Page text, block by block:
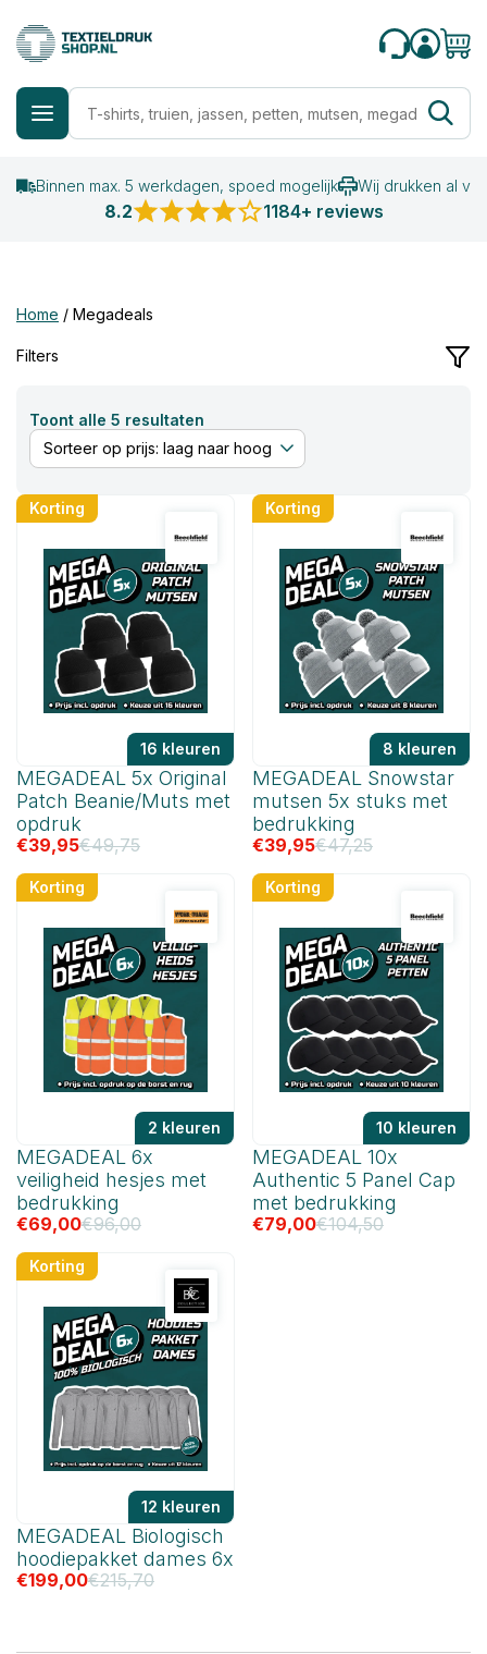
Binnen max. 5 werkdagen, spoed mogelijk Wij drukken al
8.2 1184+ reviews
Home / Megadeals
Filters
Toont alle 5 resultaten
op
prijs:
laag
Korting
16 kleuren
MEGADEAL 5x Original
Patch Beanie/Muts met
opdruk
€39,95€49,75
Korting
8 kleuren
MEGADEAL Snowstar
mutsen 5x stuks met
bedrukking
€39,95€47,25
Korting
2 kleuren
MEGADEAL 6x
veiligheid hesjes met
bedrukking
€69,00€96,00
Korting
10 kleuren
MEGADEAL 10x
Authentic 5 Panel Cap
met bedrukking
€79,00€104,50
Korting
12 kleuren
MEGADEAL Biologisch
hoodiepakket dames 6x
€199,00€215,70